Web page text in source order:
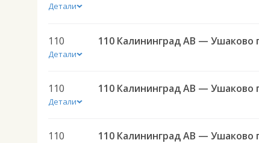
Детали
110
Детали
110 Калининград АВ — Ушаково
110
Детали
110 Калининград АВ — Ушаково
110 110 Калининград АВ — Ушаково